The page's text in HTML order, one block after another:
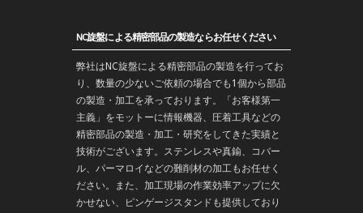
NC旋盤による精密部品の製造ならお任せください
弊社はNC旋盤による精密部品の製造を行ってお
り、数量の少ないご依頼の場合でも1個から部品
の製造・加工を承っております。「お客様第一
主義」をモットーに情報機器、圧着工具などの
精密部品の製造・ 加工 ・ 研究をしてきた実績と
技術がございます。 ステンレスや真鍮、コバー
ル、パーマロイなどの難削材の加工もお任せく
ださい。また、加工現場の作業効率アップに欠
かせない、ピンゲージスタンドも提供しており